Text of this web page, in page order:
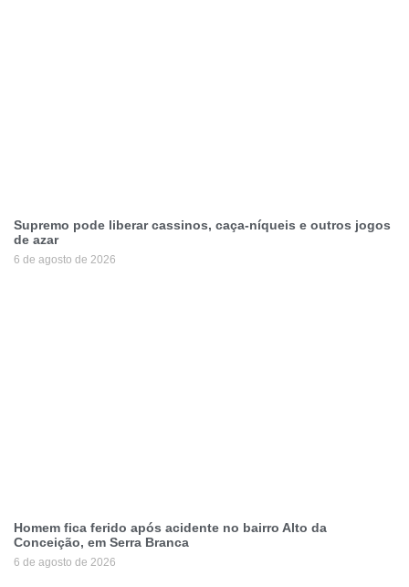
Supremo pode liberar cassinos, caça-níqueis e outros jogos
de azar
6 de agosto de 2026
Homem fica ferido após acidente no bairro Alto da
Conceição, em Serra Branca
6 de agosto de 2026